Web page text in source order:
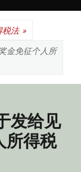
税法 »
金免征个人所
发给见
所得税